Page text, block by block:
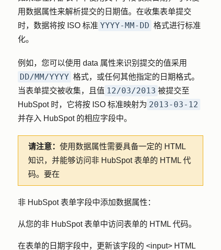
用数据属性来解析提交的日期值。在收集表单提交
时，数据将按 ISO 标准 YYYY-MM-DD 格式进行标准
化。
例如，您可以使用 data 属性来识别提交的值采用
DD/MM/YYYY 格式，或任何其他指定的日期格式。
当表单提交被收集，且值 12/03/2013 被提交至
HubSpot 时，它将按 ISO 标准映射为 2013-03-12
并存入 HubSpot 的相应字段中。
请注意： 使用数据属性需要具备一定的 HTML
知识，并能够访问非 HubSpot 表单的 HTML 代
码。要在
非 HubSpot 表单字段中添加数据属性：
从您的非 HubSpot 表单中访问表单的 HTML 代码。
在表单的日期字段中，更新该字段的 <input> HTML